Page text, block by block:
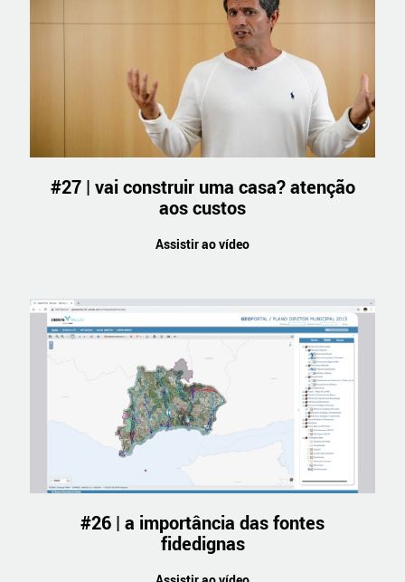
#27 | vai construir uma casa? atenção
aos custos
Assistir ao vídeo
#26 | a importância das fontes
fidedignas